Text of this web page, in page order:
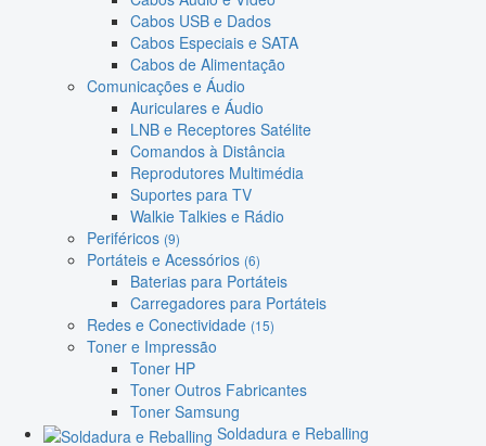
Cabos USB e Dados
Cabos Especiais e SATA
Cabos de Alimentação
Comunicações e Áudio
Auriculares e Áudio
LNB e Receptores Satélite
Comandos à Distância
Reprodutores Multimédia
Suportes para TV
Walkie Talkies e Rádio
Periféricos (9)
Portáteis e Acessórios (6)
Baterias para Portáteis
Carregadores para Portáteis
Redes e Conectividade (15)
Toner e Impressão
Toner HP
Toner Outros Fabricantes
Toner Samsung
Soldadura e Reballing